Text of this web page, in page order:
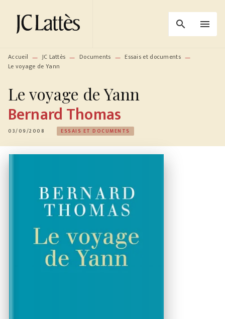
MENU RECHERCHE
PIED DE PAGE
search menu
Accueil — JC Lattès — Documents — Essais et documents —
Le voyage de Yann
Le voyage de Yann
Bernard Thomas
03/09/2008 ESSAIS ET DOCUMENTS